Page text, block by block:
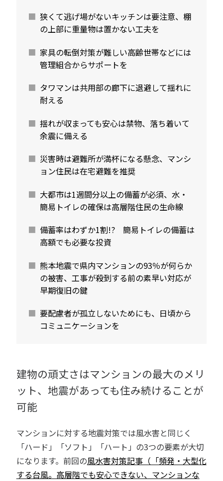
狭くて逃げ場がないキッチンは要注意、棚
の上部に重量物は置かない工夫を
家具の転倒対策が難しい高齢世帯などには
管理組合からサポートを
タワマンは共用部の廊下に退避して揺れに
耐える
揺れが収まっても安心は禁物、落ち着いて
余震に備える
災害時は避難所が満杯になる懸念、マンシ
ョン住民は在宅避難を推奨
大都市は1週間分以上の備蓄が必須、水・
簡易トイレの確保は高層階住民の生命線
備蓄率はわずか1割!? 簡易トイレの備蓄は
高額でも必要な投資
熊本地震で県内マンションの93％が何らか
の被害、工事が殺到する前の素早い対応が
早期復旧の鍵
要配慮者が孤立しないためにも、日頃から
コミュニケーションを
建物の頑丈さはマンションの最大のメリ
ット、地震があっても住み続けることが
可能
マンションに対する地震対策では風水害と同じく
「ハード」「ソフト」「ハート」の3つの要素が大切
になります。前回の風水害対策記事（「頻発・大型化
する台風。高層階でも安心できない、マンションな